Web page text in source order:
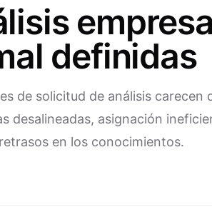
definidas
de solicitud de análisis carecen
desalineadas, asignación
retrasos en los conocimientos.